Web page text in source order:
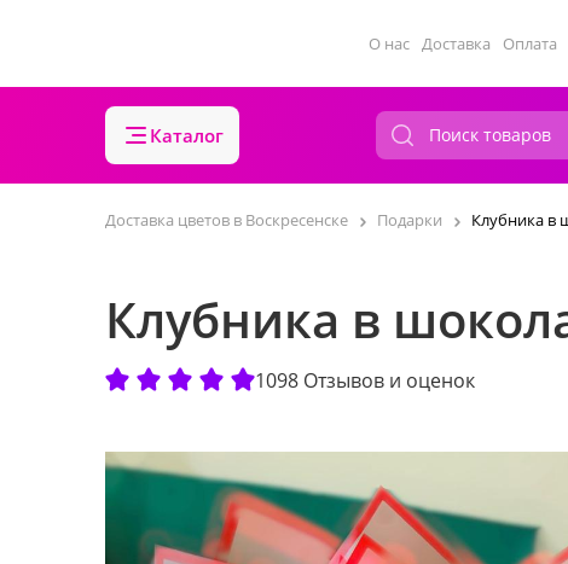
О нас Доставка Оплата
Каталог
Доставка цветов в Воскресенске Подарки Клубника в
Клубника в
1098 Отзывов и оценок